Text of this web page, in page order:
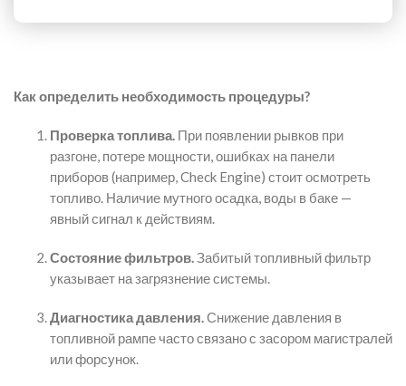
Как определить необходимость процедуры?
Проверка топлива. При появлении рывков при
разгоне, потере мощности, ошибках на панели
приборов (например, Check Engine) стоит осмотреть
топливо. Наличие мутного осадка, воды в баке —
явный сигнал к действиям.
Состояние фильтров.Забитый топливный фильтр
указывает на загрязнение системы.
Диагностика давления.Снижение давления в
топливной рампе часто связано с засором магистралей
или форсунок.